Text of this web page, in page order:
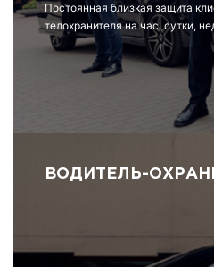
Постоянная близкая защита
телохранителя на час, сутки,
ВОДИТЕЛЬ-